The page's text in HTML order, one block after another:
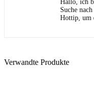
Hallo, ich
Suche
Hottip, um
Verwandte Produkte